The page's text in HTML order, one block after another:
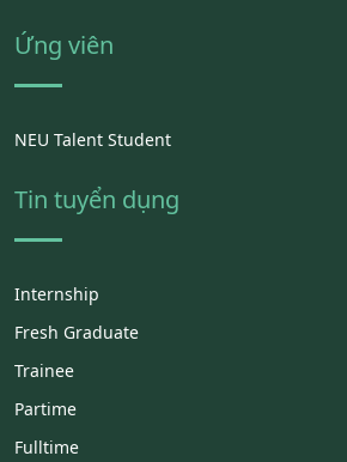
Ứng viên
NEU Talent Student
Tin tuyển dụng
Internship
Fresh Graduate
Trainee
Partime
Fulltime